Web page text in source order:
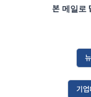
본 메일로
기